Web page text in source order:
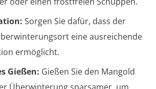
Sorgen Sie dafür, dass der
eine ausreichende
ermöglicht.
Gießen: Gießen Sie den Mangold